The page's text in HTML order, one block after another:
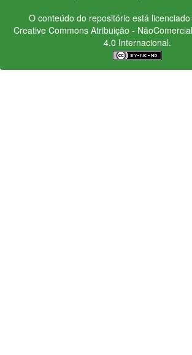
O conteúdo do repositório está
Creative CommonsAtribuição -
4.0 Internacional.